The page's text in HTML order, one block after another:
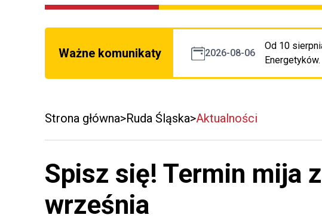
Ważne komunikaty 2026-08-06
Od 10
Energetyków.
Strona główna Ruda Śląska Aktualności
Spisz się! Termin mija
września